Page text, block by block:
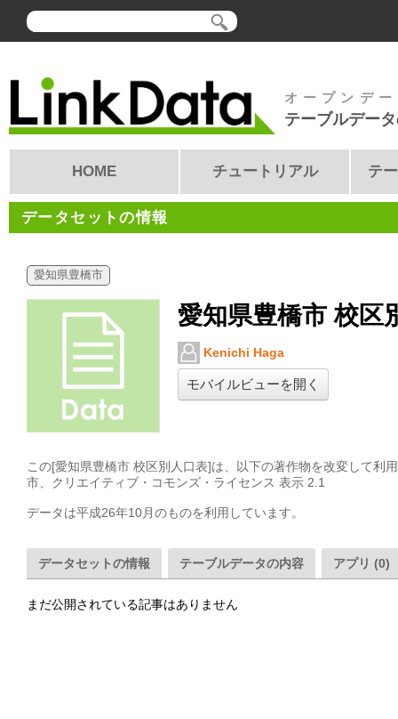
オープンデ
テーブルデー
HOME チュートリアル テ
データセットの情報
愛知県豊橋市
愛知県豊橋市 校区
Kenichi Haga
モバイルビューを開く
この[愛知県豊橋市 校区別人口表]は、以下の著作物を改変して利
市、クリエイティブ・コモンズ・ライセンス 表示 2.1
データは平成26年10月のものを利用しています。
データセットの情報 テーブルデータの内容 アプリ (0)
まだ公開されている記事はありません